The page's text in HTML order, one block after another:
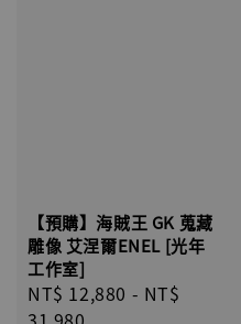
【預購】海賊王 GK 蒐藏
雕像 艾涅爾ENEL [光年
工作室]
Regular
NT$ 12,880 - NT$